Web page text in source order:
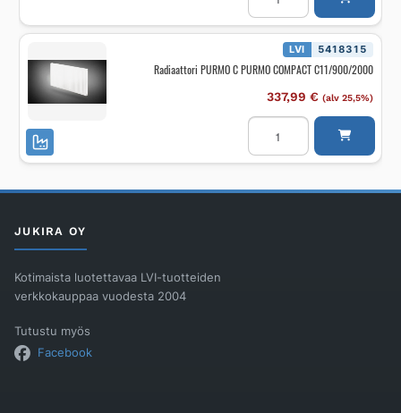
C
PURMO
COMPACT
C11/400/
määrä
LVI 5418315
Radiaattori PURMO C PURMO COMPACT C11/900/2000
337,99 € (alv 25,5%)
Radiaattori
PURMO
C
PURMO
määrä
JUKIRA OY
Kotimaista luotettavaa LVI-tuotteiden
verkkokauppaa vuodesta 2004
Tutustu myös
Facebook